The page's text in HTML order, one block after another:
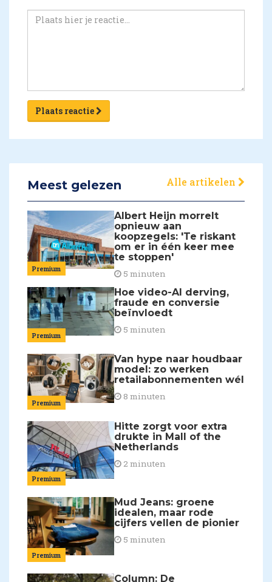
Plaats reactie
Meest gelezen Alle artikelen
Premium
Albert Heijn morrelt
opnieuw aan
koopzegels: 'Te riskant
om er in één keer mee
te stoppen'
5 minuten
Premium
Hoe video-AI derving,
fraude en conversie
beïnvloedt
5 minuten
Premium
Van hype naar houdbaar
model: zo werken
retailabonnementen wél
8 minuten
Premium
Hitte zorgt voor extra
drukte in Mall of the
Netherlands
2 minuten
Premium
Mud Jeans: groene
idealen, maar rode
cijfers vellen de pionier
5 minuten
Column: De